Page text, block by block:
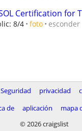
Certification for
8/4 foto esconder
Seguridad privacidad
de
aplicación
mapa
© 2026 craigslist